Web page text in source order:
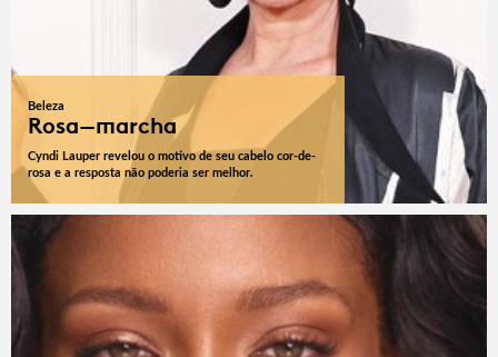
Beleza
Rosa-marcha
Cyndi Lauper revelou o motivo de seu cabelo cor-de-
rosa e a resposta não poderia ser melhor.